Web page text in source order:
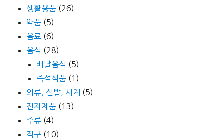
생활용품 (26)
약품 (5)
음료 (6)
음식 (28)
배달음식 (5)
즉석식품 (1)
의류, 신발, 시계 (5)
전자제품 (13)
주류 (4)
직구 (10)